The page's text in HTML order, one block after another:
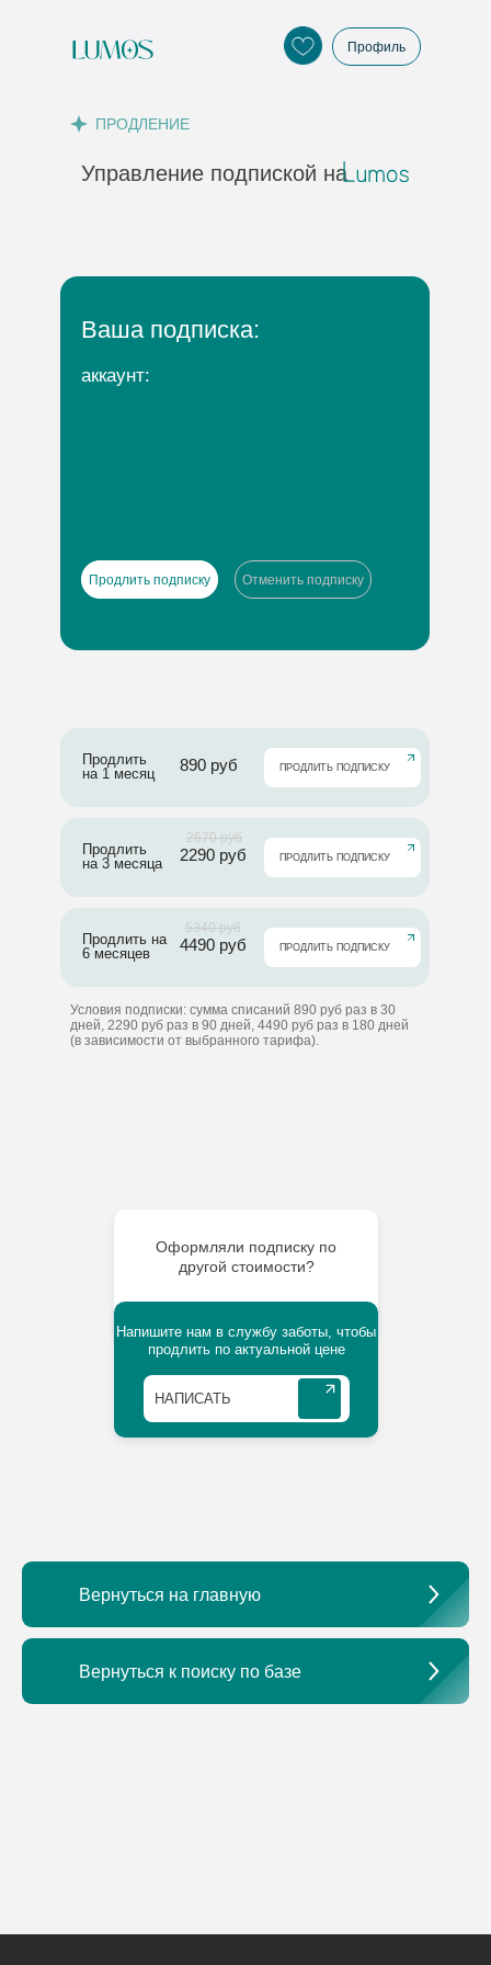
Профиль
Управление подпиской на
ПРОДЛЕНИЕ
Ваша подписка:
аккаунт:
Продлить подписку Отменить подписку
Условия подписки: сумма списаний 890 руб раз в 30
дней, 2290 руб раз в 90 дней, 4490 руб раз в 180 дней
(в зависимости от выбранного тарифа).
Продлить
на 1 месяц
890 руб ⠀⠀ПРОДЛИТЬ ПОДПИСКУ
Продлить
на 3 месяца
2290 руб
2670 руб
⠀⠀ПРОДЛИТЬ ПОДПИСКУ
Продлить на
6 месяцев
4490 руб
5340 руб
⠀⠀ПРОДЛИТЬ ПОДПИСКУ
Оформляли подписку по
другой стоимости?
Напишите нам в службу заботы, чтобы
продлить по актуальной цене
⠀НАПИСАТЬ
Вернуться на главную
Вернуться к поиску по базе